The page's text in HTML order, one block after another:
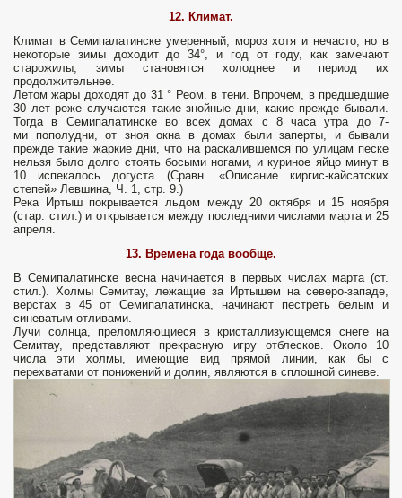
12. Климат.
Климат в Семипалатинске умеренный, мороз хотя и нечасто, но в
некоторые зимы доходит до 34°, и год от году, как замечают
старожилы, зимы становятся холоднее и период их
продолжительнее.
Летом жары доходят до 31 ° Реом. в тени. Впрочем, в предшедшие
30 лет реже случаются такие знойные дни, какие прежде бывали.
Тогда в Семипалатинске во всех домах с 8 часа утра до 7-
ми пополудни, от зноя окна в домах были заперты, и бывали
прежде такие жаркие дни, что на раскалившемся по улицам песке
нельзя было долго стоять босыми ногами, и куриное яйцо минут в
10 испекалось догуста (Сравн. «Описание киргис-кайсатских
степей» Левшина, Ч. 1, стр. 9.)
Река Иртыш покрывается льдом между 20 октября и 15 ноября
(стар. стил.) и открывается между последними числами марта и 25
апреля.
13. Времена года вообще.
В Семипалатинске весна начинается в первых числах марта (ст.
стил.). Холмы Семитау, лежащие за Иртышем на северо-западе,
верстах в 45 от Семипалатинска, начинают пестреть белым и
синеватым отливами.
Лучи солнца, преломляющиеся в кристаллизующемся снеге на
Семитау, представляют прекрасную игру отблесков. Около 10
числа эти холмы, имеющие вид прямой линии, как бы с
перехватами от понижений и долин, являются в сплошной синеве.